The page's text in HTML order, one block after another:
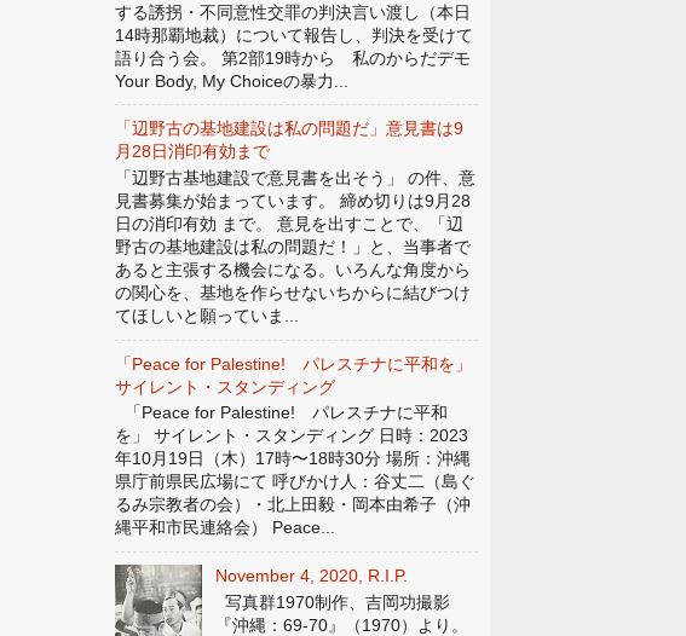
する誘拐・不同意性交罪の判決言い渡し（本日
14時那覇地裁）について報告し、判決を受けて
語り合う会。 第2部19時から 私のからだデモ
Your Body, My Choiceの暴力...
「辺野古の基地建設は私の問題だ」意見書は9
月28日消印有効まで
「辺野古基地建設で意見書を出そう」 の件、意
見書募集が始まっています。 締め切りは9月28
日の消印有効 まで。 意見を出すことで、「辺
野古の基地建設は私の問題だ！」と、当事者で
あると主張する機会になる。いろんな角度から
の関心を、基地を作らせないちからに結びつけ
てほしいと願っていま...
「Peace for Palestine! パレスチナに平和を」
サイレント・スタンディング
「Peace for Palestine! パレスチナに平和
を」 サイレント・スタンディング 日時：2023
年10月19日（木）17時〜18時30分 場所：沖縄
県庁前県民広場にて 呼びかけ人：谷丈二（島ぐ
るみ宗教者の会）・北上田毅・岡本由希子（沖
縄平和市民連絡会） Peace...
November 4, 2020, R.I.P.
写真群1970制作、吉岡功撮影
『沖縄：69-70』（1970）より。